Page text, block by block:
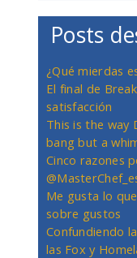
Posts
¿Qué mierdas
El final de
satisfacción
This is the way
bang but a
Cinco razones
Me gusta lo
sobre gustos
Confundiendo
las Fox y